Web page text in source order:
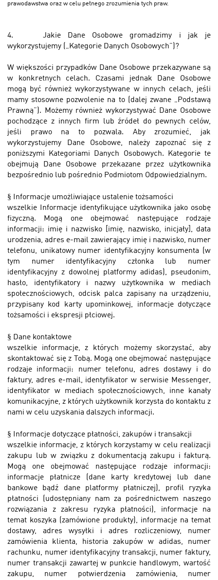
prawodawstwa oraz w celu pełnego zrozumienia tych praw.
4.
Jakie Dane Osobowe gromadzimy i jak je
wykorzystujemy („Kategorie Danych Osobowych”)?
W większości przypadków Dane Osobowe przekazywane są
w konkretnych celach. Czasami jednak Dane Osobowe
mogą być również wykorzystywane w innych celach, jeśli
mamy stosowne pozwolenie na to (dalej zwane „Podstawą
Prawną”). Możemy również wykorzystywać Dane Osobowe
pochodzące z innych firm lub źródeł do pewnych celów,
jeśli prawo na to pozwala. Aby zrozumieć, jak
wykorzystujemy Dane Osobowe, należy zapoznać się z
poniższymi Kategoriami Danych Osobowych. Kategorie te
obejmują Dane Osobowe przekazane przez użytkownika
bezpośrednio lub pośrednio Podmiotom Odpowiedzialnym.
§
Informacje umożliwiające ustalenie tożsamości
wszelkie Informacje identyfikujące użytkownika jako osobę
fizyczną. Mogą one obejmować następujące rodzaje
informacji: imię i nazwisko [imię, nazwisko, inicjały], data
urodzenia, adres e-mail zawierający imię i nazwisko, numer
telefonu, unikatowy numer identyfikacyjny konsumenta (w
tym numer identyfikacyjny członka lub numer
identyfikacyjny z dowolnej platformy adidas), pseudonim,
hasło, identyfikatory i nazwy użytkownika w mediach
społecznościowych, odcisk palca zapisany na urządzeniu,
przypisany kod karty upominkowej, informacje dotyczące
tożsamości i ekspresji płciowej.
§ Dane kontaktowe
wszelkie informacje, z których możemy skorzystać, aby
skontaktować się z Tobą. Mogą one obejmować następujące
rodzaje informacji: numer telefonu, adres dostawy i do
faktury, adres e-mail, identyfikator w serwisie Messenger,
identyfikator w mediach społecznościowych, inne kanały
komunikacyjne, z których użytkownik korzysta do kontaktu z
nami w celu uzyskania dalszych informacji.
§
Informacje dotyczące płatności, zakupów i transakcji
wszelkie informacje, z których korzystamy w celu realizacji
zakupu lub w związku z dokumentacją zakupu i fakturą.
Mogą one obejmować następujące rodzaje informacji:
informacje płatnicze (dane karty kredytowej lub dane
bankowe bądź dane platformy płatniczej), profil ryzyka
płatności (udostępniany nam za pośrednictwem naszego
rozwiązania z zakresu ryzyka płatności), informacje na
temat koszyka (zamówione produkty), informacje na temat
dostawy, adres wysyłki i adres rozliczeniowy, numer
zamówienia klienta, historia zakupów w adidas, numer
rachunku, numer identyfikacyjny transakcji, numer faktury,
numer transakcji zawartej w punkcie handlowym, wartość
zakupu, numer potwierdzenia zamówienia, numer